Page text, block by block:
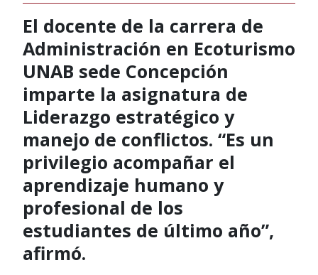
El docente de la carrera de
Administración en Ecoturismo
UNAB sede Concepción
imparte la asignatura de
Liderazgo estratégico y
manejo de conflictos. “Es un
privilegio acompañar el
aprendizaje humano y
profesional de los
estudiantes de último año”,
afirmó.